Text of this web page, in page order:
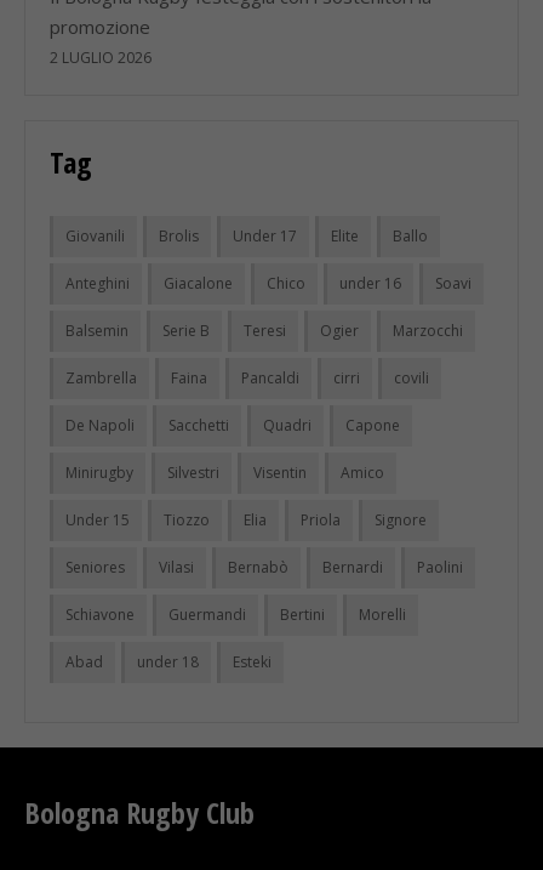
promozione
2 LUGLIO 2026
Tag
Giovanili Brolis Under 17 Elite Ballo
Anteghini Giacalone Chico under 16 Soavi
Balsemin Serie B Teresi Ogier Marzocchi
Zambrella Faina Pancaldi cirri covili
De Napoli Sacchetti Quadri Capone
Minirugby Silvestri Visentin Amico
Under 15 Tiozzo Elia Priola Signore
Seniores Vilasi Bernabò Bernardi Paolini
Schiavone Guermandi Bertini Morelli
Abad under 18 Esteki
Bologna Rugby Club